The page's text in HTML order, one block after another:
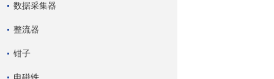
数据采集器
整流器
钳子